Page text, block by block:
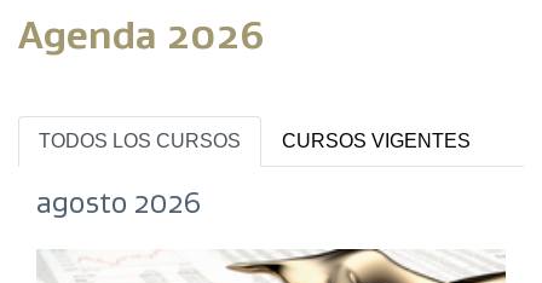
Agenda 2026
TODOS LOS CURSOS CURSOS VIGENTES
agosto 2026